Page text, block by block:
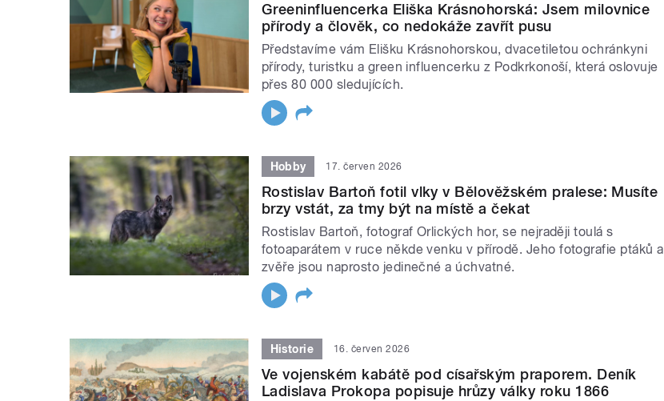
Greeninfluencerka Eliška Krásnohorská: Jsem milovnice
přírody a člověk, co nedokáže zavřít pusu
Představíme vám Elišku Krásnohorskou, dvacetiletou ochránkyni
přírody, turistku a green influencerku z Podkrkonoší, která oslovuje
přes 80 000 sledujících.
Hobby 17. červen 2026
Rostislav Bartoň fotil vlky v Bělověžském pralese: Musíte
brzy vstát, za tmy být na místě a čekat
Rostislav Bartoň, fotograf Orlických hor, se nejraději toulá s
fotoaparátem v ruce někde venku v přírodě. Jeho fotografie ptáků a
zvěře jsou naprosto jedinečné a úchvatné.
Historie 16. červen 2026
Ve vojenském kabátě pod císařským praporem. Deník
Ladislava Prokopa popisuje hrůzy války roku 1866